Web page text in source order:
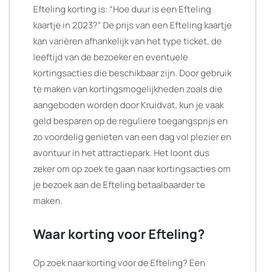
Efteling korting is: “Hoe duur is een Efteling
kaartje in 2023?” De prijs van een Efteling kaartje
kan variëren afhankelijk van het type ticket, de
leeftijd van de bezoeker en eventuele
kortingsacties die beschikbaar zijn. Door gebruik
te maken van kortingsmogelijkheden zoals die
aangeboden worden door Kruidvat, kun je vaak
geld besparen op de reguliere toegangsprijs en
zo voordelig genieten van een dag vol plezier en
avontuur in het attractiepark. Het loont dus
zeker om op zoek te gaan naar kortingsacties om
je bezoek aan de Efteling betaalbaarder te
maken.
Waar korting voor Efteling?
Op zoek naar korting voor de Efteling? Een